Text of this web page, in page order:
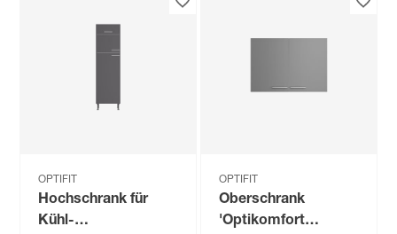
OPTIFIT
Hochschrank für
Kühl-
OPTIFIT
Oberschrank
'Optikomfort